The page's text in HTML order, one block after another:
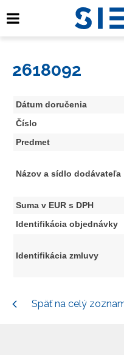
2618092
Dátum doručenia
Číslo
Predmet
Názov a sídlo dodávateľa
Suma v EUR s DPH
Identifikácia objednávky
Identifikácia zmluvy
Späť na celý